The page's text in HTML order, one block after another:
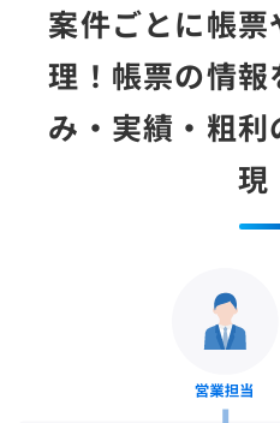
案件ごとに帳
理！ 帳票の情
み・実績・粗
現